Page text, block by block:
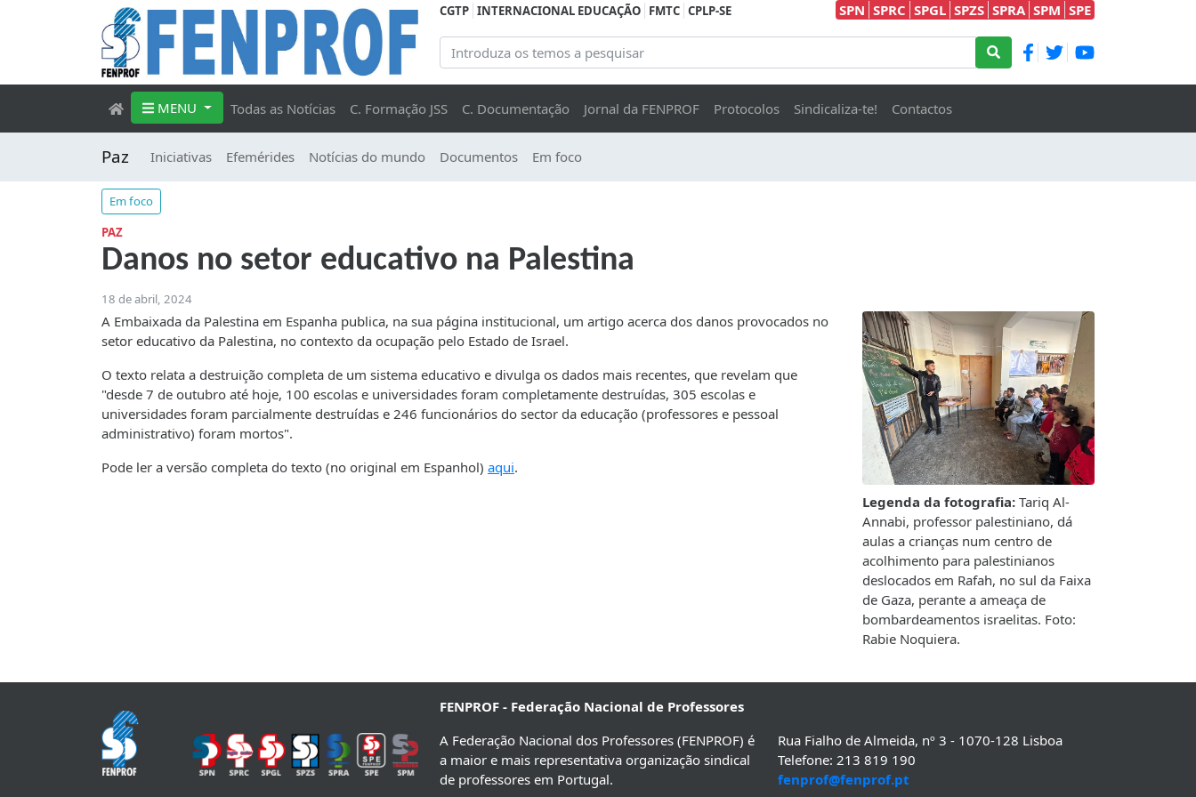
CGTP INTERNACIONAL EDUCAÇÃO FMTC CPLP-SE SPN SPRC SPGL SPZS SPRA SPM SPE
MENU Todas as Notícias C. Formação JSS C. Documentação Jornal da FENPROF Protocolos Sindicaliza-te! Contactos
Paz Iniciativas Efemérides Notícias do mundo Documentos Em foco
Em foco
PAZ
Danos no setor educativo na Palestina
18 de abril, 2024
A Embaixada da Palestina em Espanha publica, na sua página institucional, um artigo acerca dos danos provocados no
setor educativo da Palestina, no contexto da ocupação pelo Estado de Israel.
O texto relata a destruição completa de um sistema educativo e divulga os dados mais recentes, que revelam que
"desde 7 de outubro até hoje, 100 escolas e universidades foram completamente destruídas, 305 escolas e
universidades foram parcialmente destruídas e 246 funcionários do sector da educação (professores e pessoal
administrativo) foram mortos".
Pode ler a versão completa do texto (no original em Espanhol) aqui.
Legenda da fotografia: Tariq Al-
Annabi, professor palestiniano, dá
aulas a crianças num centro de
acolhimento para palestinianos
deslocados em Rafah, no sul da Faixa
de Gaza, perante a ameaça de
bombardeamentos israelitas. Foto:
Rabie Noquiera.
FENPROF - Federação Nacional de Professores
A Federação Nacional dos Professores (FENPROF) é
a maior e mais representativa organização sindical
de professores em Portugal.
Rua Fialho de Almeida, nº 3 - 1070-128 Lisboa
Telefone: 213 819 190
fenprof@fenprof.pt